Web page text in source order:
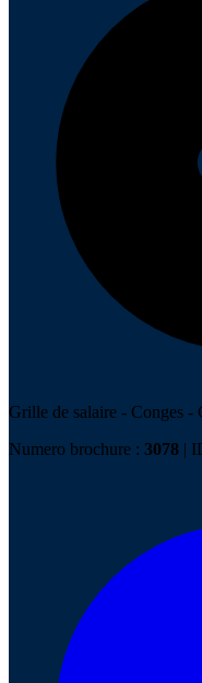
Grille de salaire - Conges -
Numero brochure : 3078 |